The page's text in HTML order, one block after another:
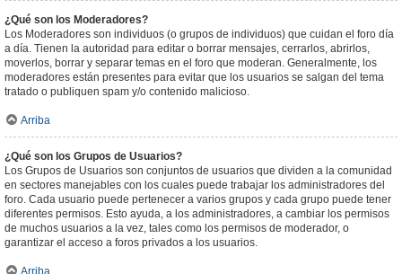
¿Qué son los Moderadores?
Los Moderadores son individuos (o grupos de individuos) que cuidan el foro día
a día. Tienen la autoridad para editar o borrar mensajes, cerrarlos, abrirlos,
moverlos, borrar y separar temas en el foro que moderan. Generalmente, los
moderadores están presentes para evitar que los usuarios se salgan del tema
tratado o publiquen spam y/o contenido malicioso.
Arriba
¿Qué son los Grupos de Usuarios?
Los Grupos de Usuarios son conjuntos de usuarios que dividen a la comunidad
en sectores manejables con los cuales puede trabajar los administradores del
foro. Cada usuario puede pertenecer a varios grupos y cada grupo puede tener
diferentes permisos. Esto ayuda, a los administradores, a cambiar los permisos
de muchos usuarios a la vez, tales como los permisos de moderador, o
garantizar el acceso a foros privados a los usuarios.
Arriba